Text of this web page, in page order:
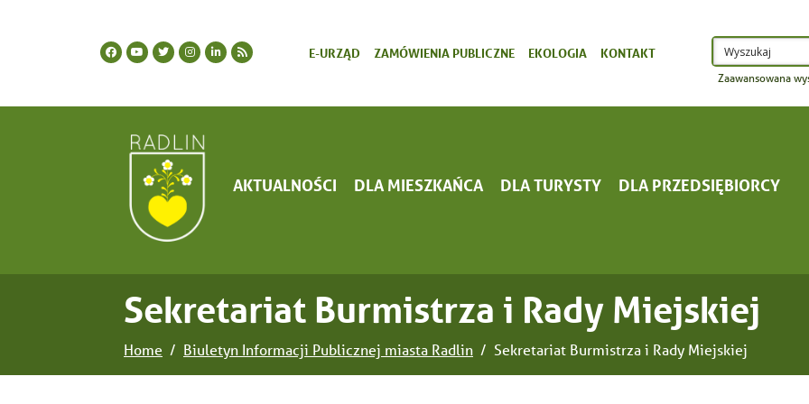
E-URZĄD ZAMÓWIENIA PUBLICZNE EKOLOGIA KONTAKT
Zaawansowana
AKTUALNOŚCI DLA MIESZKAŃCA DLA TURYSTY DLA PRZEDSIĘBIORCY
Sekretariat Burmistrza i Rady Miejskiej
Home Biuletyn Informacji Publicznej miasta Radlin Sekretariat Burmistrza i Rady Miejskiej